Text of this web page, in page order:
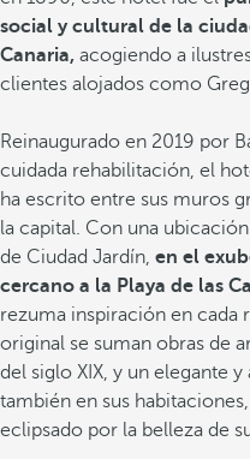
social y cultural de la
Canaria, acogiendo a
clientes alojados como
Reinaugurado en 2019 por
cuidada rehabilitación, el
ha escrito entre sus muros
la capital. Con una
de Ciudad Jardín, en el
cercano a la Playa de las
rezuma inspiración en cada
original se suman obras de
del siglo XIX, y un elegante
también en sus
eclipsado por la belleza de